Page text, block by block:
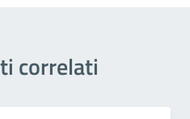
correlati